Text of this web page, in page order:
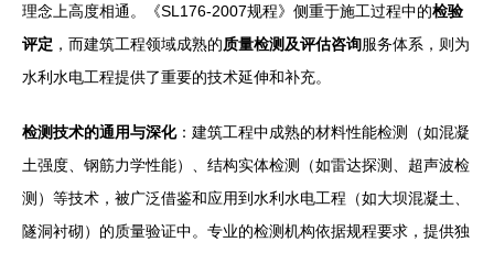
理念上高度相通。《SL176-2007规程》侧重于施工过程中的检验
评定 ，而建筑工程领域成熟的质量检测及评估咨询服务体系，则为
水利水电工程提供了重要的技术延伸和补充。
检测技术的通用与深化：建筑工程中成熟的材料性能检测（如混凝
土强度、钢筋力学性能）、结构实体检测（如雷达探测、超声波检
测）等技术，被广泛借鉴和应用到水利水电工程（如大坝混凝土、
隧洞衬砌）的质量验证中。专业的检测机构依据规程要求，提供独